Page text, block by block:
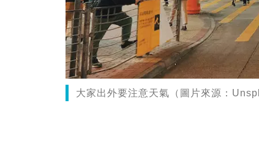
大家出外要注意天氣（圖片來源：